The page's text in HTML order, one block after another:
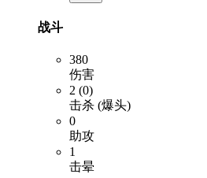
战斗
380
伤害
2 (0)
击杀 (爆头)
0
助攻
1
击晕